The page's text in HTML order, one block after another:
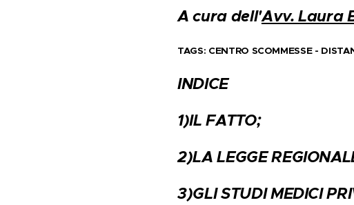
A cura dell'Avv. Laura
TAGS: CENTRO SCOMMESSE -
INDICE
1)IL FATTO;
2)LA LEGGE
3)GLI STUDI MEDICI